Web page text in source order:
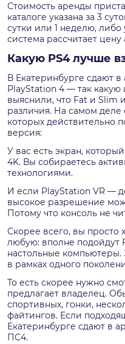
Стоимость аренды
каталоге указана за 3
сутки или 1 неделю, либо
система рассчитает цену
Какую PS4 лучше
В Екатеринбурге сдают
PlayStation 4 — так
выяснили, что Fat и Slim
различия. На самом деле
которых действительно
версия:
У вас есть экран,
4K. Вы собираетесь
технологиями.
И если PlayStation VR —
высокое разрешение
Потому что консоль не
Скорее всего, вы просто
любую: вполне подойдут
настольные
в рамках одного
То есть скорее нужно
предлагает владелец.
спортивных, гонки,
файтингов. Если
Екатеринбурге сдают в
ПС4.